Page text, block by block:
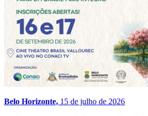
Belo Horizonte, 15 de julho de 2026